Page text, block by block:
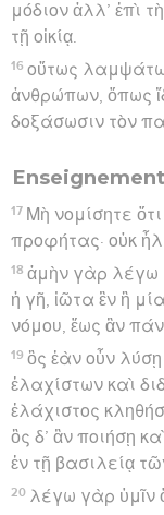
μόδιον ἀλλ’ ἐπὶ
τῇ οἰκίᾳ.
16 οὕτως
ἀνθρώπων, ὅπως
δοξάσωσιν τὸν
17 Μὴ νομίσητε
προφήτας· οὐκ
18 ἀμὴν γὰρ λέγω
ἡ γῆ, ἰῶτα ἓν ἢ
νόμου, ἕως ἂν
19 ὃς ἐὰν οὖν
ἐλαχίστων καὶ
ἐλάχιστος
ὃς δ’ ἂν ποιήσῃ
ἐν τῇ βασιλείᾳ
20 λέγω γὰρ ὑμῖν